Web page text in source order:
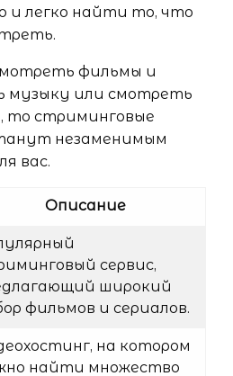
и легко найти то, что
фильмы и
музыку или смотреть
то стриминговые
незаменимым
вас.
Описание
сервис,
широкий
фильмов и сериалов.
на котором
найти множество